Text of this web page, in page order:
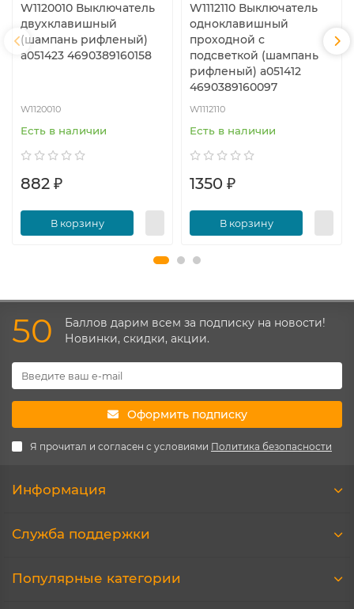
W1120010 Выключатель
двухклавишный
(шампань рифленый)
a051423 4690389160158
W1120010
Есть в наличии
882 ₽
В корзину
W1112110 Выключатель
одноклавишный
проходной с
подсветкой (шампань
рифленый) a051412
4690389160097
W1112110
Есть в наличии
1350 ₽
В корзину
50
Баллов дарим всем за подписку на новости!
Новинки, скидки, акции.
Оформить подписку
Я прочитал и согласен с условиями Политика безопасности
Информация
Служба поддержки
Популярные категории